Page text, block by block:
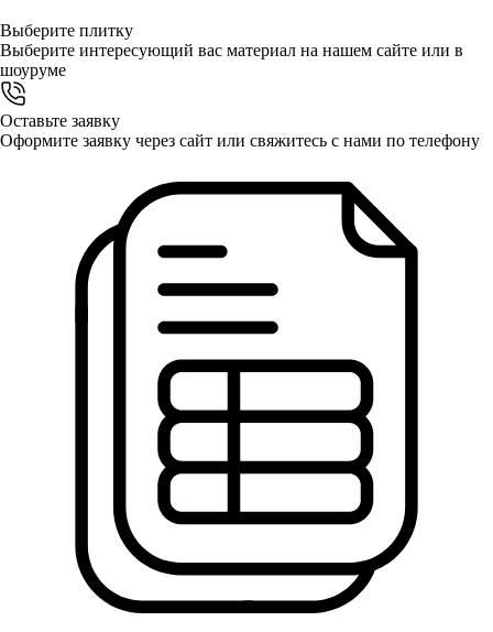
Выберите плитку
Выберите интересующий вас материал на нашем сайте или в
шоуруме
Оставьте заявку
Оформите заявку через сайт или свяжитесь с нами по телефону